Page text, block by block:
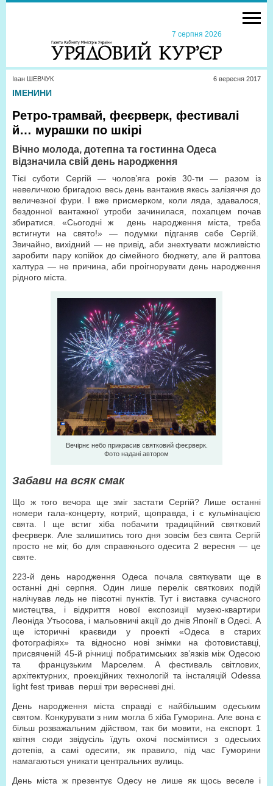
7 серпня 2026
Іван ШЕВЧУК 6 вересня 2017
ІМЕНИНИ
Ретро-трамвай, феєрверк, фестивалі
й… мурашки по шкірі
Вічно молода, дотепна та гостинна Одеса
відзначила свій день народження
Тієї суботи Сергій — чолов’яга років 30-ти — разом із
невеличкою бригадою весь день вантажив якесь залізяччя до
величезної фури. І вже присмерком, коли ляда, здавалося,
бездонної вантажної утроби зачинилася, похапцем почав
збиратися. «Сьогодні ж день народження міста, треба
встигнути на свято!» — подумки підганяв себе Сергій.
Звичайно, вихідний — не привід, аби знехтувати можливістю
заробити пару копійок до сімейного бюджету, але й раптова
халтура — не причина, аби проігнорувати день народження
рідного міста.
Вечірнє небо прикрасив святковий феєрверк.
Фото надані автором
Забави на всяк смак
Що ж того вечора ще зміг застати Сергій? Лише останні
номери гала-концерту, котрий, щоправда, і є кульмінацією
свята. І ще встиг хіба побачити традиційний святковий
феєрверк. Але залишитись того дня зовсім без свята Сергій
просто не міг, бо для справжнього одесита 2 вересня — це
святе.
223-й день народження Одеса почала святкувати ще в
останні дні серпня. Один лише перелік святкових подій
налічував ледь не півсотні пунктів. Тут і виставка сучасного
мистецтва, і відкриття нової експозиції музею-квартири
Леоніда Утьосова, і мальовничі акції до днів Японії в Одесі. А
ще історичні краєвиди у проекті «Одеса в старих
фотографіях» та відносно нові знімки на фотовиставці,
присвяченій 45-й річниці побратимських зв’язків між Одесою
та французьким Марселем. А фестиваль світлових,
архітектурних, проекційних технологій та інсталяцій Odessa
light fest тривав перші три вересневі дні.
День народження міста справді є найбільшим одеським
святом. Конкурувати з ним могла б хіба Гуморина. Але вона є
більш розважальним дійством, так би мовити, на експорт. 1
квітня сюди звідусіль їдуть охочі посміятися з одеських
дотепів, а самі одесити, як правило, під час Гуморини
намагаються уникати центральних вулиць.
День міста ж презентує Одесу не лише як щось веселе і